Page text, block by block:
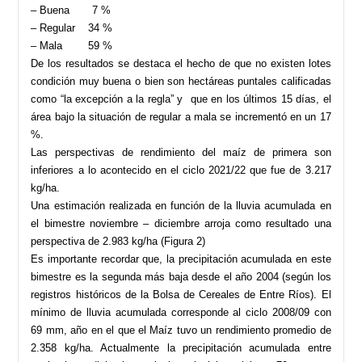
– Buena 7 %
– Regular 34 %
– Mala 59 %
De los resultados se destaca el hecho de que no existen lotes
condición muy buena o bien son hectáreas puntales calificadas
como “la excepción a la regla” y que en los últimos 15 días, el
área bajo la situación de regular a mala se incrementó en un 17
%.
Las perspectivas de rendimiento del maíz de primera son
inferiores a lo acontecido en el ciclo 2021/22 que fue de 3.217
kg/ha.
Una estimación realizada en función de la lluvia acumulada en
el bimestre noviembre – diciembre arroja como resultado una
perspectiva de 2.983 kg/ha (Figura 2)
Es importante recordar que, la precipitación acumulada en este
bimestre es la segunda más baja desde el año 2004 (según los
registros históricos de la Bolsa de Cereales de Entre Ríos). El
mínimo de lluvia acumulada corresponde al ciclo 2008/09 con
69 mm, año en el que el Maíz tuvo un rendimiento promedio de
2.358 kg/ha. Actualmente la precipitación acumulada entre